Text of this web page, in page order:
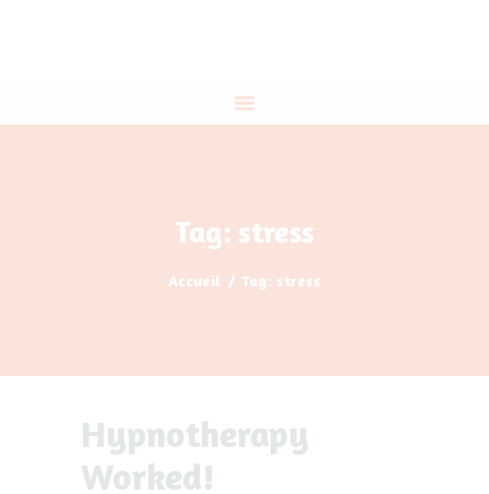
Tag: stress
Accueil Tag: stress
PROGRAMME DIRIGEANTS
Hypnotherapy
Worked!